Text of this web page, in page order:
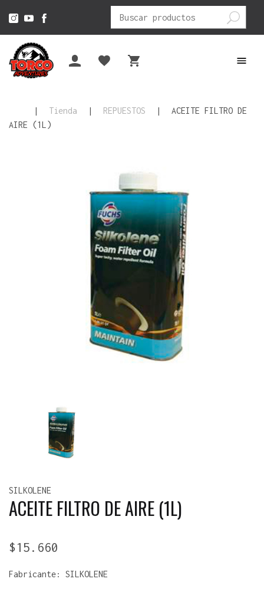
Buscar
por:
| Tienda | REPUESTOS |
ACEITE FILTRO DE
AIRE (1L)
SILKOLENE
ACEITE FILTRO DE AIRE (1L)
$15.660
Fabricante: SILKOLENE